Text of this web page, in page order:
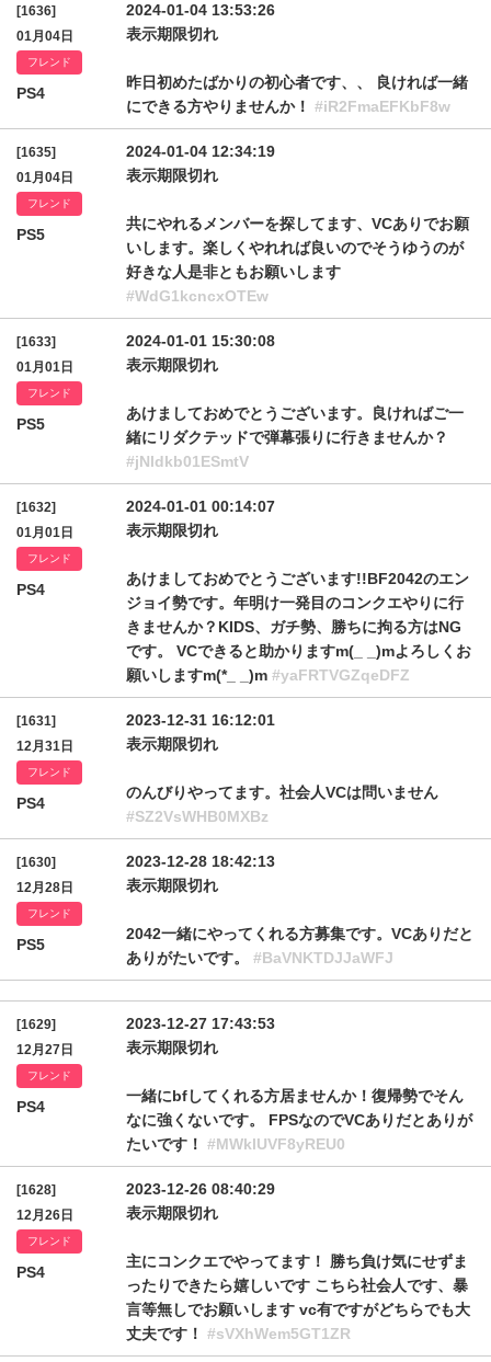
[1636]
01月04日
フレンド
PS4
2024-01-04 13:53:26
表示期限切れ
昨日初めたばかりの初心者です、、 良ければ一緒
にできる方やりませんか！ #iR2FmaEFKbF8w
[1635]
01月04日
フレンド
PS5
2024-01-04 12:34:19
表示期限切れ
共にやれるメンバーを探してます、VCありでお願
いします。楽しくやれれば良いのでそうゆうのが
好きな人是非ともお願いします
#WdG1kcncxOTEw
[1633]
01月01日
フレンド
PS5
2024-01-01 15:30:08
表示期限切れ
あけましておめでとうございます。良ければご一
緒にリダクテッドで弾幕張りに行きませんか？
#jNldkb01ESmtV
[1632]
01月01日
フレンド
PS4
2024-01-01 00:14:07
表示期限切れ
あけましておめでとうございます!!BF2042のエン
ジョイ勢です。年明け一発目のコンクエやりに行
きませんか？KIDS、ガチ勢、勝ちに拘る方はNG
です。 VCできると助かりますm(_ _)mよろしくお
願いしますm(*_ _)m #yaFRTVGZqeDFZ
[1631]
12月31日
フレンド
PS4
2023-12-31 16:12:01
表示期限切れ
のんびりやってます。社会人VCは問いません
#SZ2VsWHB0MXBz
[1630]
12月28日
フレンド
PS5
2023-12-28 18:42:13
表示期限切れ
2042一緒にやってくれる方募集です。VCありだと
ありがたいです。 #BaVNKTDJJaWFJ
[1629]
12月27日
フレンド
PS4
2023-12-27 17:43:53
表示期限切れ
一緒にbfしてくれる方居ませんか！復帰勢でそん
なに強くないです。 FPSなのでVCありだとありが
たいです！ #MWklUVF8yREU0
[1628]
12月26日
フレンド
PS4
2023-12-26 08:40:29
表示期限切れ
主にコンクエでやってます！ 勝ち負け気にせずま
ったりできたら嬉しいです こちら社会人です、暴
言等無しでお願いします vc有ですがどちらでも大
丈夫です！ #sVXhWem5GT1ZR